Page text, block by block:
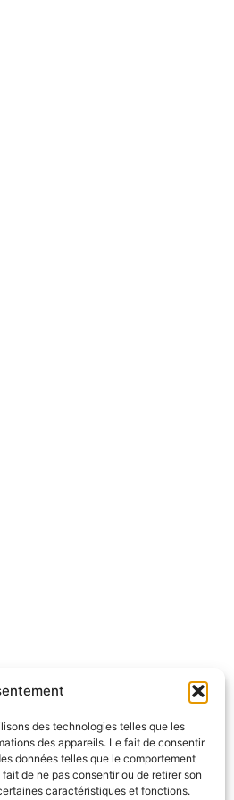
des technologies telles que les
des appareils. Le fait de consentir
données telles que le comportement
de ne pas consentir ou de retirer son
caractéristiques et fonctions.